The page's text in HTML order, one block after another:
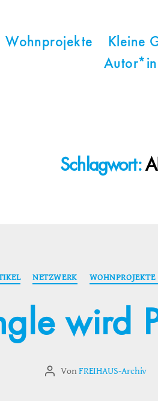
Wohnprojekte Kleine
Schlagwort:
NETZWERK
wird
Beitragsautor
VonFREIHAUS-Archiv